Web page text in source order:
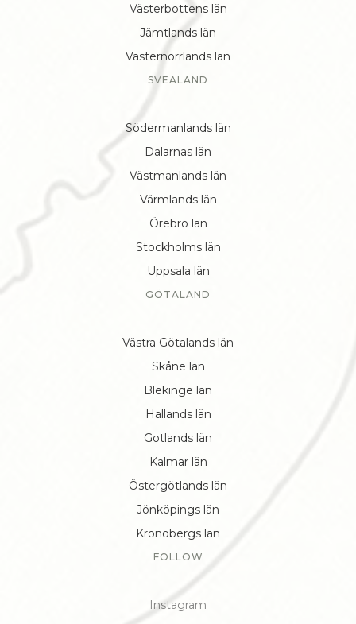
Västerbottens län
Jämtlands län
Västernorrlands län
SVEALAND
Södermanlands län
Dalarnas län
Västmanlands län
Värmlands län
Örebro län
Stockholms län
Uppsala län
GÖTALAND
Västra Götalands län
Skåne län
Blekinge län
Hallands län
Gotlands län
Kalmar län
Östergötlands län
Jönköpings län
Kronobergs län
FOLLOW
Instagram